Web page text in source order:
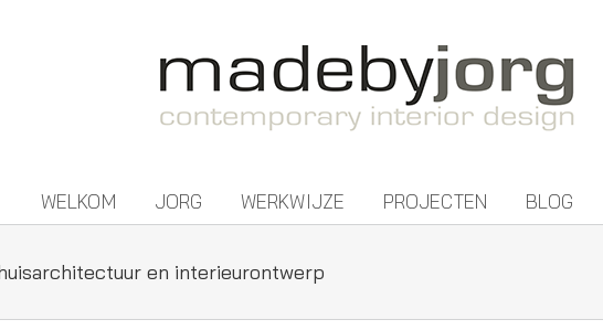
WELKOM JORG WERKWIJZE PROJECTEN BLOG
en interieurontwerp